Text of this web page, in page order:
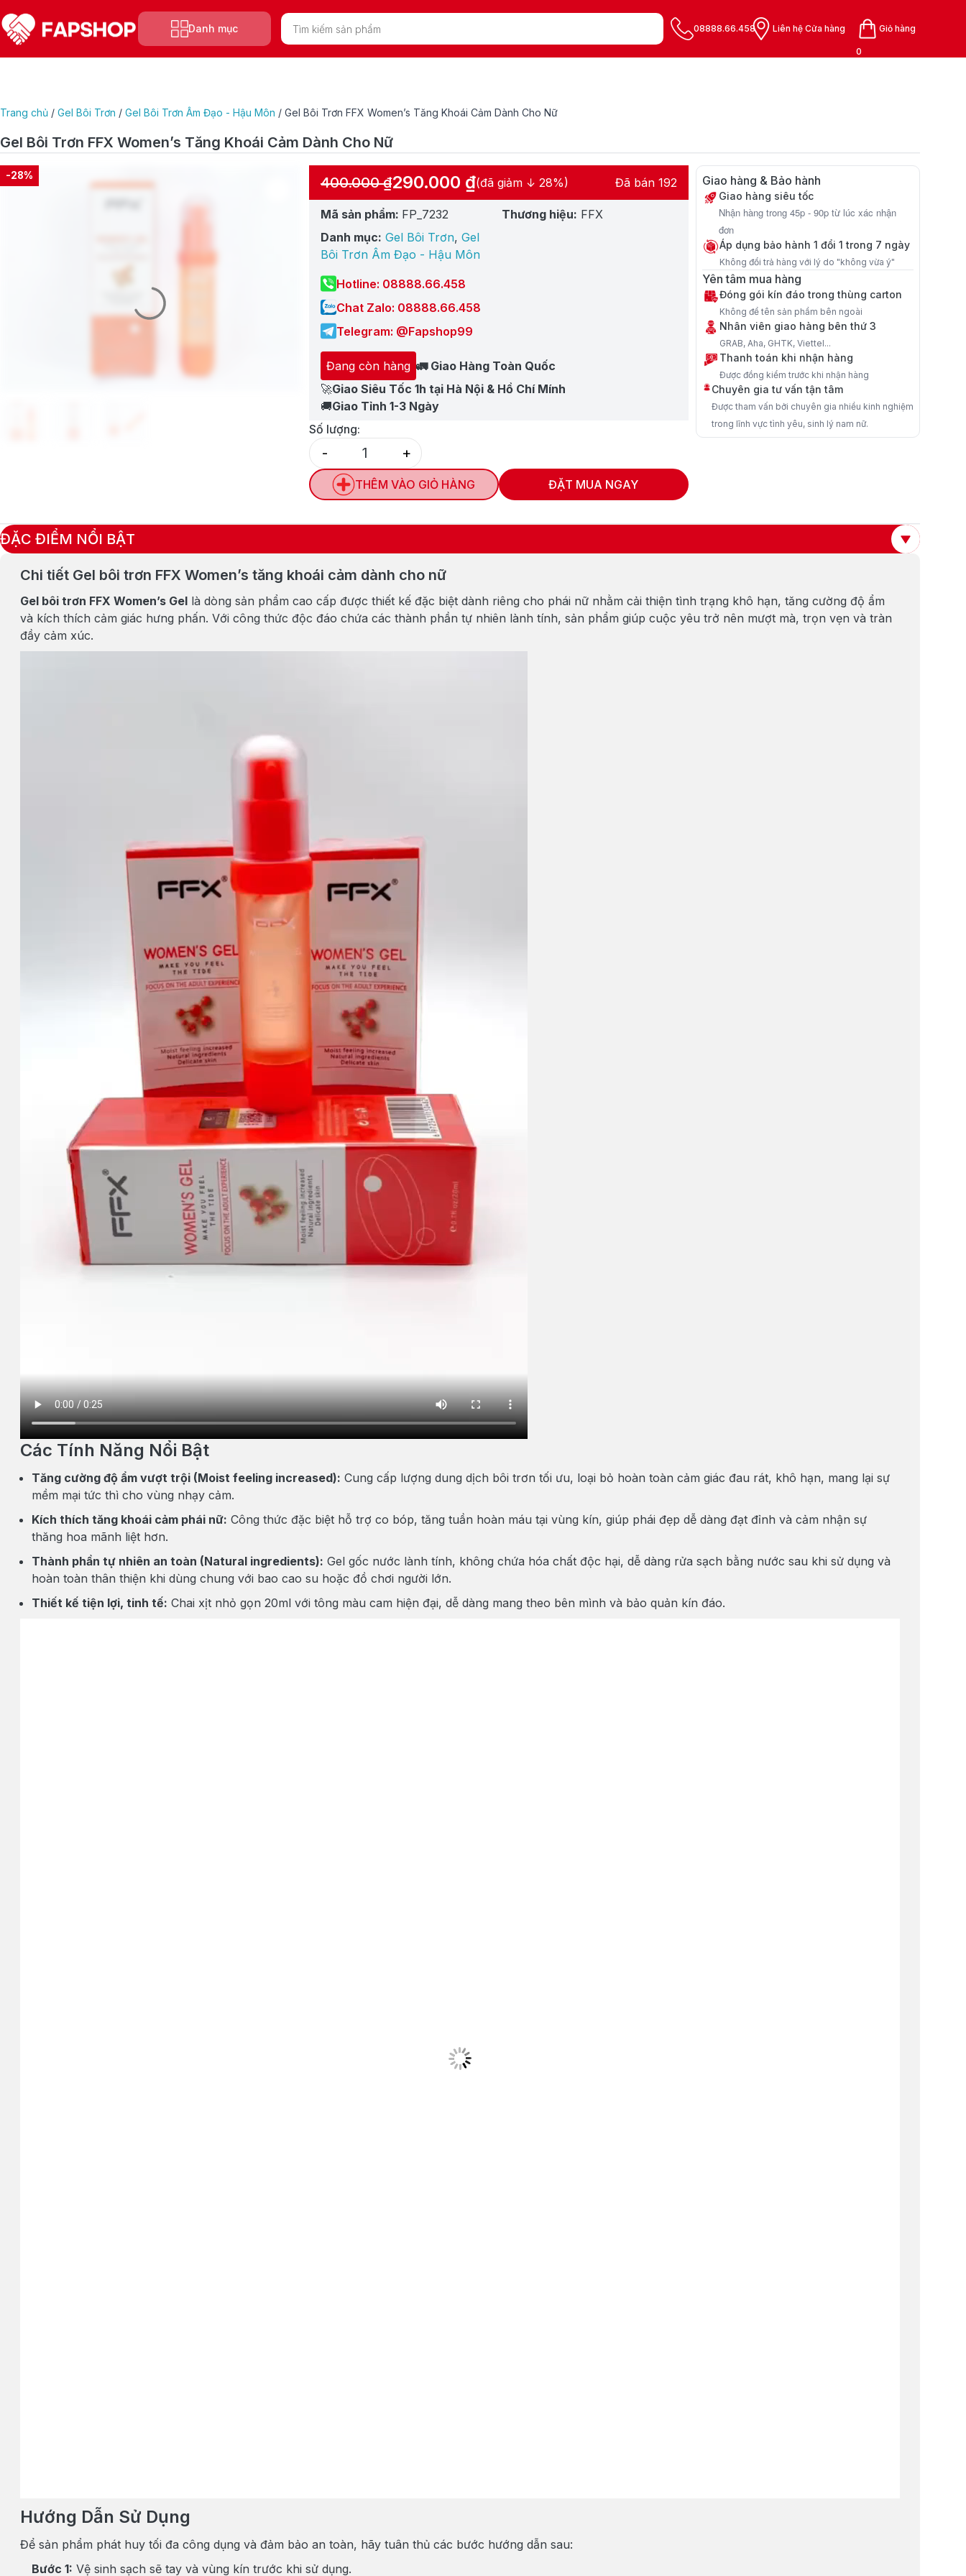
Danh mục
Tìm
kiếm
sản
08888.66.458 Liên hệ Cửa hàng
0
Giỏ hàng
Trang chủ / Gel Bôi Trơn / Gel Bôi Trơn Âm Đạo - Hậu Môn / Gel Bôi Trơn FFX Women’s Tăng Khoái Cảm Dành Cho Nữ
Gel Bôi Trơn FFX Women’s Tăng Khoái Cảm Dành Cho Nữ
-28% 400.000₫
Giá
gốc
400.000 ₫.
290.000 ₫
Giá
hiện
là:
290.000 ₫.
(đã giảm ↓ 28%) Đã bán 192
Mã sản phẩm: FP_7232 Thương hiệu: FFX
Danh mục: Gel Bôi Trơn, Gel
Bôi Trơn Âm Đạo - Hậu Môn
Hotline: 08888.66.458
Chat Zalo: 08888.66.458
Telegram: @Fapshop99
Đang còn hàng 🚛 Giao Hàng Toàn Quốc
🚀Giao Siêu Tốc 1h tại Hà Nội & Hồ Chí Mính
🚚Giao Tỉnh 1-3 Ngày
Số lượng:
Quantity
- +
THÊM VÀO GIỎ HÀNG ĐẶT MUA NGAY
Giao hàng & Bảo hành
Giao hàng siêu tốc
Nhận hàng trong 45p - 90p từ lúc xác nhận
đơn
Áp dụng bảo hành 1 đổi 1 trong 7 ngày
Không đổi trả hàng với lý do "không vừa ý"
Yên tâm mua hàng
Đóng gói kín đáo trong thùng carton
Không để tên sản phẩm bên ngoài
Nhân viên giao hàng bên thứ 3
GRAB, Aha, GHTK, Viettel...
Thanh toán khi nhận hàng
Được đồng kiểm trước khi nhận hàng
Chuyên gia tư vấn tận tâm
Được tham vấn bởi chuyên gia nhiều kinh nghiệm
trong lĩnh vực tình yêu, sinh lý nam nữ.
ĐẶC ĐIỂM NỔI BẬT
Chi tiết Gel bôi trơn FFX Women’s tăng khoái cảm dành cho nữ
Gel bôi trơn FFX Women’s Gel là dòng sản phẩm cao cấp được thiết kế đặc biệt dành riêng cho phái nữ nhằm cải thiện tình trạng khô hạn, tăng cường độ ẩm
và kích thích cảm giác hưng phấn. Với công thức độc đáo chứa các thành phần tự nhiên lành tính, sản phẩm giúp cuộc yêu trở nên mượt mà, trọn vẹn và tràn
đầy cảm xúc.
Các Tính Năng Nổi Bật
Tăng cường độ ẩm vượt trội (Moist feeling increased): Cung cấp lượng dung dịch bôi trơn tối ưu, loại bỏ hoàn toàn cảm giác đau rát, khô hạn, mang lại sự
mềm mại tức thì cho vùng nhạy cảm.
Kích thích tăng khoái cảm phái nữ: Công thức đặc biệt hỗ trợ co bóp, tăng tuần hoàn máu tại vùng kín, giúp phái đẹp dễ dàng đạt đỉnh và cảm nhận sự
thăng hoa mãnh liệt hơn.
Thành phần tự nhiên an toàn (Natural ingredients): Gel gốc nước lành tính, không chứa hóa chất độc hại, dễ dàng rửa sạch bằng nước sau khi sử dụng và
hoàn toàn thân thiện khi dùng chung với bao cao su hoặc đồ chơi người lớn.
Thiết kế tiện lợi, tinh tế: Chai xịt nhỏ gọn 20ml với tông màu cam hiện đại, dễ dàng mang theo bên mình và bảo quản kín đáo.
Hướng Dẫn Sử Dụng
Để sản phẩm phát huy tối đa công dụng và đảm bảo an toàn, hãy tuân thủ các bước hướng dẫn sau:
Bước 1: Vệ sinh sạch sẽ tay và vùng kín trước khi sử dụng.